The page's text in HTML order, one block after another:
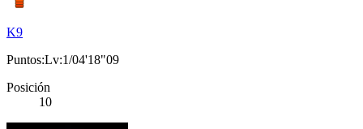
K9
Puntos:Lv:1/04'18"09
Posición
10